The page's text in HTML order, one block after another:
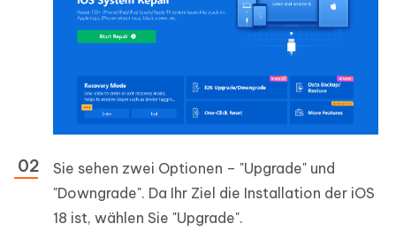
Sie sehen zwei Optionen – "Upgrade" und
"Downgrade". Da Ihr Ziel die Installation der iOS
18 ist, wählen Sie "Upgrade".